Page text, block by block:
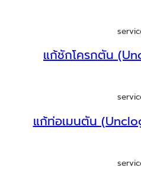
แก้ชักโครกตัน
แก้ท่อเมนตัน